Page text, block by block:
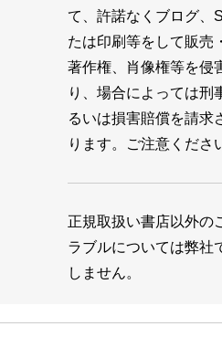
て、許諾なくブログ、
たは印刷等をして販売
著作権、肖像権等を侵
り、場合によっては刑
るいは損害賠償を請求
ります。ご注意くださ
正規取扱い書店以外の
ラブルについては弊社
しません。